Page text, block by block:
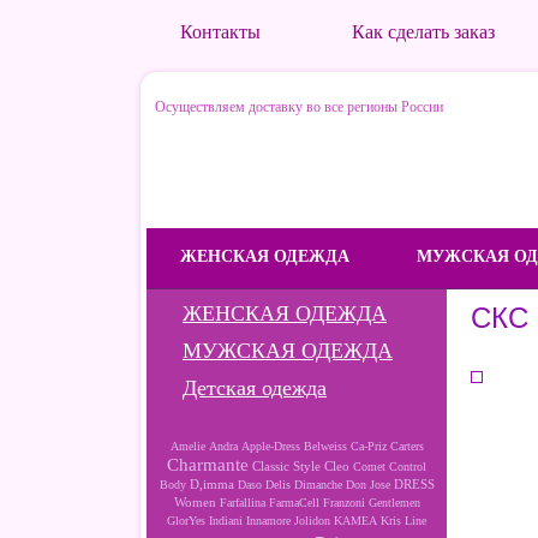
Контакты Как сделать заказ
Осуществляем доставку во все регионы России
ЖЕНСКАЯ ОДЕЖДА МУЖСКАЯ
ЖЕНСКАЯ ОДЕЖДА
МУЖСКАЯ ОДЕЖДА
Детская одежда
Amelie Andra Apple-Dress Belweiss Ca-Priz Carters
Charmante Classic Style Cleo Comet Control
Body D,imma Daso Delis Dimanche Don Jose DRESS
Women Farfallina FarmaCell Franzoni Gentlemen
GlorYes Indiani Innamore Jolidon KAMEA Kris Line
СКС